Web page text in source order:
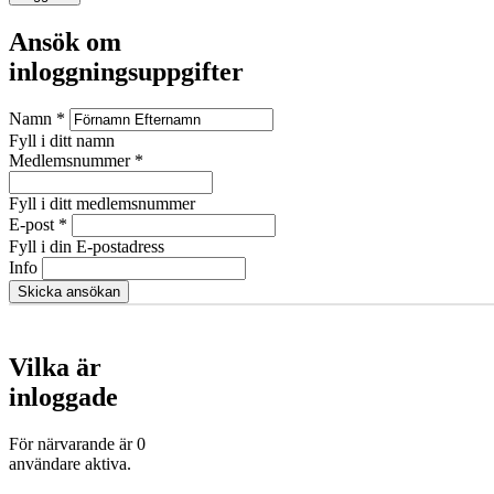
Ansök om
inloggningsuppgifter
Namn *
Fyll i ditt namn
Medlemsnummer *
Fyll i ditt medlemsnummer
E-post *
Fyll i din E-postadress
Info
Vilka är
inloggade
För närvarande är 0
användare aktiva.